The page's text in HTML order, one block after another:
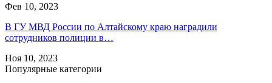
Фев 10, 2023
В ГУ МВД России по Алтайскому краю наградили
сотрудников полиции в…
Ноя 10, 2023
Популярные категории